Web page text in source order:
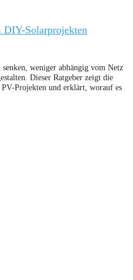
DIY-Solarprojekten
weniger abhängig vom Netz
Dieser Ratgeber zeigt die
Projekten und erklärt, worauf es